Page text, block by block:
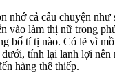
nhớ cả câu chuyện
vào làm thị nữ trong
bố tí tị nào. Có lẽ vì
tính lại lanh lợi
hàng thê thiếp.